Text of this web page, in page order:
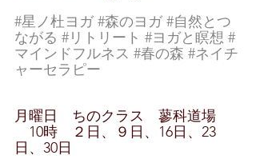
#星ノ杜ヨガ #森のヨガ #自然とつ
ながる #リトリート #ヨガと瞑想 #
マインドフルネス #春の森 #ネイチ
ャーセラピー
月曜日　ちのクラス　蓼科道場
10時　２日、９日、16日、23
日、30日